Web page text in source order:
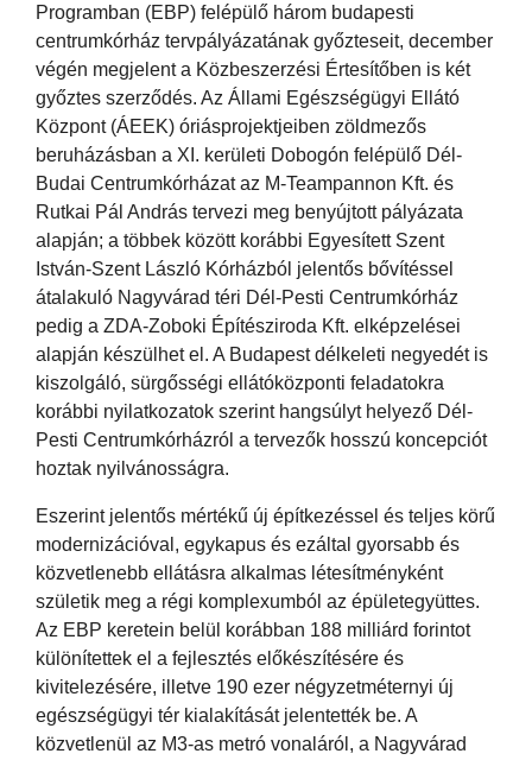
Programban (EBP) felépülő három budapesti
centrumkórház tervpályázatának győzteseit, december
végén megjelent a Közbeszerzési Értesítőben is két
győztes szerződés. Az Állami Egészségügyi Ellátó
Központ (ÁEEK) óriásprojektjeiben zöldmezős
beruházásban a XI. kerületi Dobogón felépülő Dél-
Budai Centrumkórházat az M-Teampannon Kft. és
Rutkai Pál András tervezi meg benyújtott pályázata
alapján; a többek között korábbi Egyesített Szent
István-Szent László Kórházból jelentős bővítéssel
átalakuló Nagyvárad téri Dél-Pesti Centrumkórház
pedig a ZDA-Zoboki Építésziroda Kft. elképzelései
alapján készülhet el. A Budapest délkeleti negyedét is
kiszolgáló, sürgősségi ellátóközponti feladatokra
korábbi nyilatkozatok szerint hangsúlyt helyező Dél-
Pesti Centrumkórházról a tervezők hosszú koncepciót
hoztak nyilvánosságra.
Eszerint jelentős mértékű új építkezéssel és teljes körű
modernizációval, egykapus és ezáltal gyorsabb és
közvetlenebb ellátásra alkalmas létesítményként
születik meg a régi komplexumból az épületegyüttes.
Az EBP keretein belül korábban 188 milliárd forintot
különítettek el a fejlesztés előkészítésére és
kivitelezésére, illetve 190 ezer négyzetméternyi új
egészségügyi tér kialakítását jelentették be. A
közvetlenül az M3-as metró vonaláról, a Nagyvárad